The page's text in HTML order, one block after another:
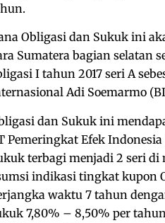
Obligasi dan Sukuk ini
Sumatera bagian selatan
I tahun 2017 seri A
Adi Soemarmo
dan Sukuk ini
Pemeringkat Efek
terbagi menjadi 2 seri
indikasi tingkat kupon
waktu 7 tahun
7,80% – 8,50% per